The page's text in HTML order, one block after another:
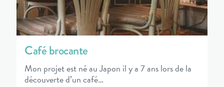
Café brocante
Mon projet est né au Japon il y a 7 ans lors de la
découverte d’un café…